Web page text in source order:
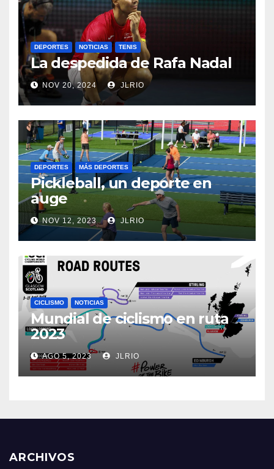
DEPORTES NOTICIAS TENIS
La despedida de Rafa Nadal
NOV 20, 2024 JLRIO
DEPORTES MÁS DEPORTES
Pickleball, un deporte en
auge
NOV 12, 2023 JLRIO
CICLISMO NOTICIAS
Mundial de ciclismo en ruta
2023
AGO 5, 2023 JLRIO
ARCHIVOS